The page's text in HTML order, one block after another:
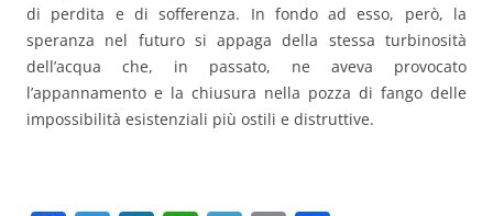
di perdita e di sofferenza. In fondo ad esso, però, la
speranza nel futuro si appaga della stessa turbinosità
dell’acqua che, in passato, ne aveva provocato
l’appannamento e la chiusura nella pozza di fango delle
impossibilità esistenziali più ostili e distruttive.